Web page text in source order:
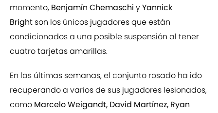
momento, Benjamín Chemaschi yYannick
Bright son los únicos jugadores que están
condicionados a una posible suspensión al tener
cuatro tarjetas amarillas.
En las últimas semanas, el conjunto rosado ha ido
recuperando a varios de sus jugadores lesionados,
como Marcelo Weigandt, David Martínez, Ryan